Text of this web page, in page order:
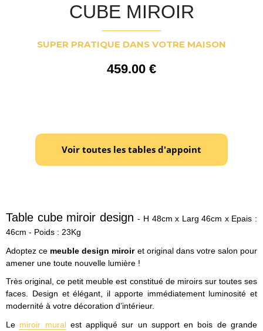
CUBE MIROIR
SUPER PRATIQUE DANS VOTRE MAISON
459.00 €
Table cube miroir design- H 48cm x Larg 46cm x Epais :
46cm - Poids : 23Kg
Adoptez ce meuble design miroir et original dans votre salon pour
amener une toute nouvelle lumière !
Très original, ce petit meuble est constitué de miroirs sur toutes ses
faces. Design et élégant, il apporte immédiatement luminosité et
modernité à votre décoration d’intérieur.
Le miroir muralest appliqué sur un support en bois de grande